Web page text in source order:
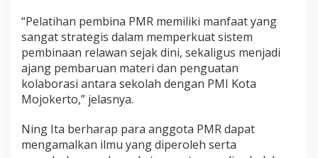
“Pelatihan pembina PMR memiliki manfaat yang
sangat strategis dalam memperkuat sistem
pembinaan relawan sejak dini, sekaligus menjadi
ajang pembaruan materi dan penguatan
kolaborasi antara sekolah dengan PMI Kota
Mojokerto,” jelasnya.
Ning Ita berharap para anggota PMR dapat
mengamalkan ilmu yang diperoleh serta